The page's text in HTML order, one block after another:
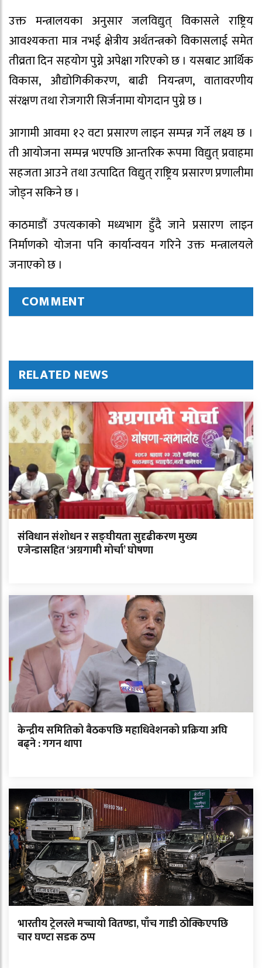
उक्त मन्त्रालयका अनुसार जलविद्युत् विकासले राष्ट्रिय
आवश्यकता मात्र नभई क्षेत्रीय अर्थतन्त्रको विकासलाई समेत
तीव्रता दिन सहयोग पुग्ने अपेक्षा गरिएको छ । यसबाट आर्थिक
विकास, औद्योगिकीकरण, बाढी नियन्त्रण, वातावरणीय
संरक्षण तथा रोजगारी सिर्जनामा योगदान पुग्ने छ ।
आगामी आवमा १२ वटा प्रसारण लाइन सम्पन्न गर्ने लक्ष्य छ ।
ती आयोजना सम्पन्न भएपछि आन्तरिक रूपमा विद्युत् प्रवाहमा
सहजता आउने तथा उत्पादित विद्युत् राष्ट्रिय प्रसारण प्रणालीमा
जोड्न सकिने छ ।
काठमाडौं उपत्यकाको मध्यभाग हुँदै जाने प्रसारण लाइन
निर्माणको योजना पनि कार्यान्वयन गरिने उक्त मन्त्रालयले
जनाएको छ ।
COMMENT
RELATED NEWS
संविधान संशोधन र सङ्घीयता सुदृढीकरण मुख्य
एजेन्डासहित ‘अग्रगामी मोर्चा’ घोषणा
केन्द्रीय समितिको बैठकपछि महाधिवेशनको प्रक्रिया अघि
बढ्ने : गगन थापा
भारतीय ट्रेलरले मच्चायो वितण्डा, पाँच गाडी ठोक्किएपछि
चार घण्टा सडक ठप्प